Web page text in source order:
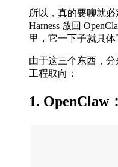
所以，真的要聊就
Harness 放回
里，它一下子就具体
由于这三个东西，
工程取向：
1. OpenClaw